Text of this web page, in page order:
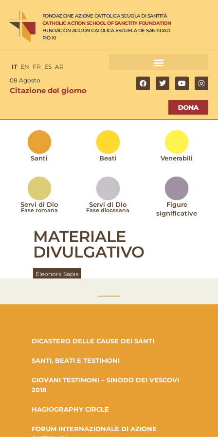
FONDAZIONE AZIONE CATTOLICA SCUOLA DI SANTITÀ
CATHOLIC ACTION SCHOOL OF SANCTITY FOUNDATION
FUNDACIÓN ACCIÓN CATÓLICA ESCUELA DE SANTIDAD
PIO XI
IT EN FR ES AR
08 Agosto
Citazione del giorno
Santi Beati Venerabili
Servi di Dio
Fase romana
Servi di Dio
Fase diocesana
Figure
significative
MATERIALE
DIVULGATIVO
Eleonora Sapia
DICASTERO DELLE CAUSE DEI SANTI
SANTI, BEATI E TESTIMONI
GIOVANI TESTIMONI – SINODO DEI VESCOVI
2018
HAGIOGRAPHY CIRCLE
FORUM INTERNAZIONALE DI AZIONE